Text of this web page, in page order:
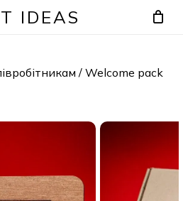
IDEAS
/ Welcome pack